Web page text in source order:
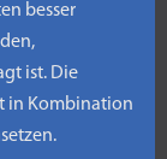
besser
ist. Die
in Kombination